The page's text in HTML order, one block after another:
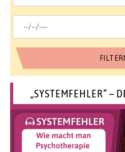
„SYSTEMFEHLER“ –